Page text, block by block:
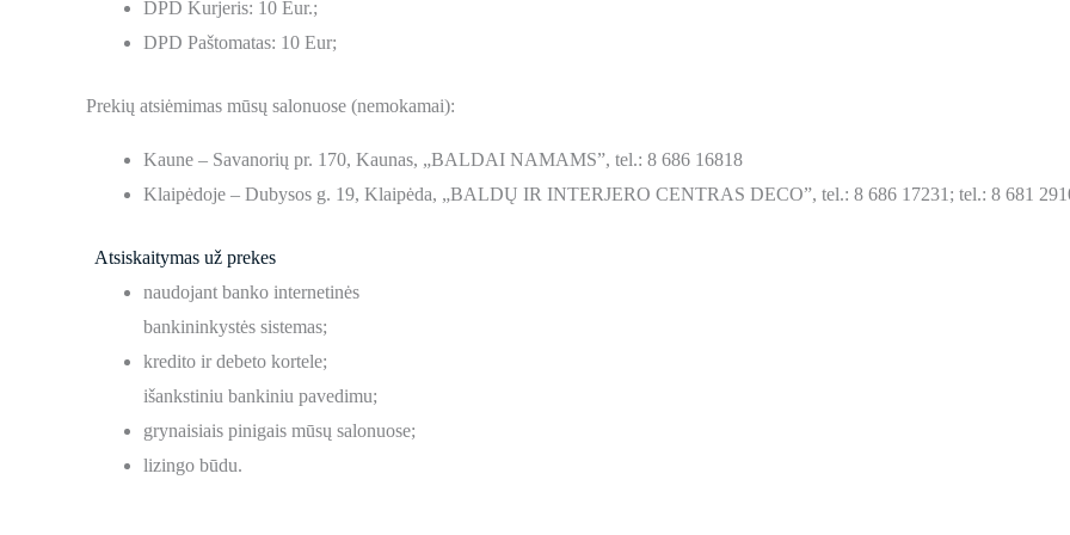
DPD Kurjeris: 10 Eur.;
DPD Paštomatas: 10 Eur;
Prekių atsiėmimas mūsų salonuose (nemokamai):
Kaune – Savanorių pr. 170, Kaunas, „BALDAI NAMAMS”, tel.: 8 686 16818
Klaipėdoje – Dubysos g. 19, Klaipėda, „BALDŲ IR INTERJERO CENTRAS DECO”, tel.: 8 686 17231; tel.: 8 681
Atsiskaitymas už prekes
naudojant banko internetinės
bankininkystės sistemas;
kredito ir debeto kortele;
išankstiniu bankiniu pavedimu;
grynaisiais pinigais mūsų salonuose;
lizingo būdu.